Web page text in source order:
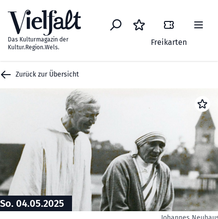
Das Kulturmagazin der
Kultur.Region.Wels.
Freikarten
Zurück zur Übersicht
So. 04.05.2025